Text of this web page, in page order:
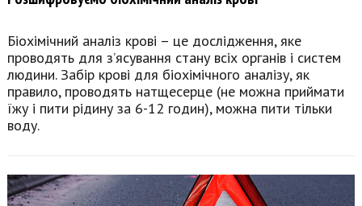
Біохімічний аналіз крові – це дослідження, яке
проводять для з’ясування стану всіх органів і систем
людини. Забір крові для біохімічного аналізу, як
правило, проводять натщесерце (не можна приймати
їжу і пити рідину за 6-12 годин), можна пити тільки
воду.